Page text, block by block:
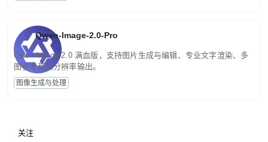
Qwen-Image-2.0-Pro
Qwen-Image-2.0 满血版，支持图片生成与编辑、专业文字渲染、多
图参考和高分辨率输出。
图像生成与处理
关注